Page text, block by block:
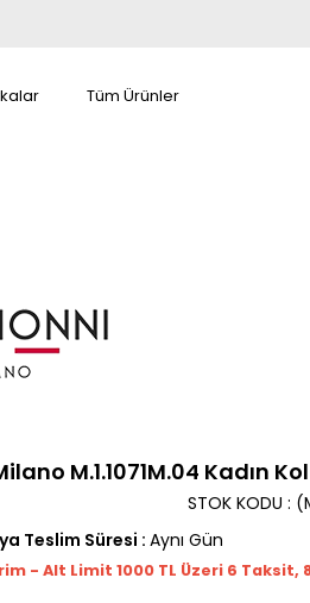
Tüm Ürünler
M.1.1071M.04 Kadın
STOK KODU
Teslim Süresi : Aynı Gün
- Alt Limit 1000 TL Üzeri 6 Taksit,